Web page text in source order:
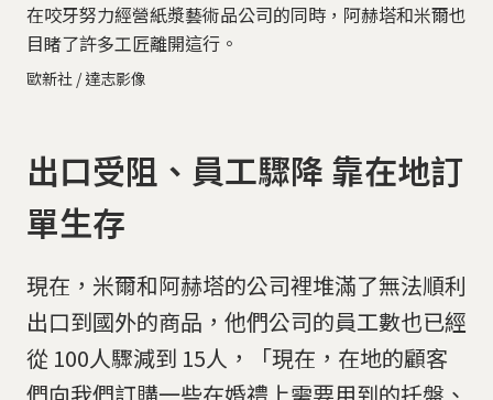
在咬牙努力經營紙漿藝術品公司的同時，阿赫塔和米爾也
目睹了許多工匠離開這行。
歐新社 / 達志影像
出口受阻、員工驟降 靠在地訂
單生存
現在，米爾和阿赫塔的公司裡堆滿了無法順利
出口到國外的商品，他們公司的員工數也已經
從 100人驟減到 15人，「現在，在地的顧客